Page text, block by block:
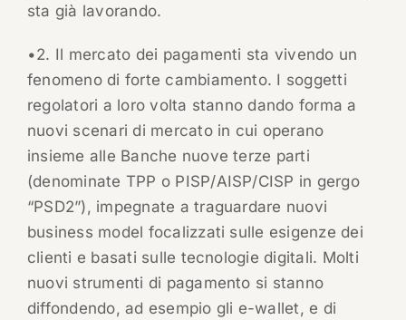
sta già lavorando.
•2. Il mercato dei pagamenti sta vivendo un
fenomeno di forte cambiamento. I soggetti
regolatori a loro volta stanno dando forma a
nuovi scenari di mercato in cui operano
insieme alle Banche nuove terze parti
(denominate TPP o PISP/AISP/CISP in gergo
“PSD2”), impegnate a traguardare nuovi
business model focalizzati sulle esigenze dei
clienti e basati sulle tecnologie digitali. Molti
nuovi strumenti di pagamento si stanno
diffondendo, ad esempio gli e-wallet, e di